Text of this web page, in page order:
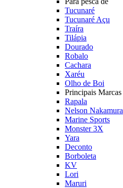
Tucunaré
Tucunaré Açu
Traíra
Tilápia
Dourado
Robalo
Cachara
Xaréu
Olho de Boi
Principais Marcas
Rapala
Nelson Nakamura
Marine Sports
Monster 3X
Yara
Deconto
Borboleta
KV
Lori
Maruri